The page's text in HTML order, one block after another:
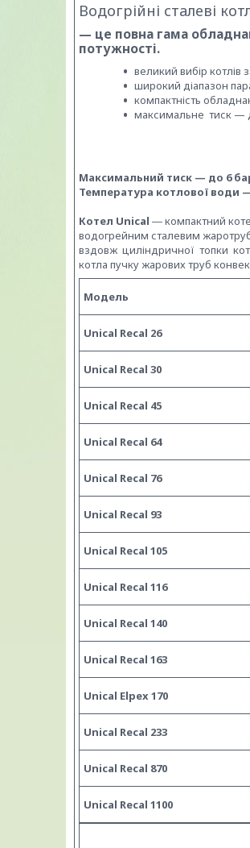
Водогрійні сталеві
— це повна гама
потужності.
великий вибір котлів
широкий діапазон
компактність
максимальне тиск —
Максимальний тиск — до 6
Температура котлової води —
Котел Unical ― компактний
водогрейним сталевим
вздовж циліндричної топки
котла пучку жарових труб
Модель
Unical Recal 26
Unical Recal 30
Unical Recal 45
Unical Recal 64
Unical Recal 76
Unical Recal 93
Unical Recal 105
Unical Recal 116
Unical Recal 140
Unical Recal 163
Unical Elpex 170
Unical Recal 233
Unical Recal 870
Unical Recal 1100